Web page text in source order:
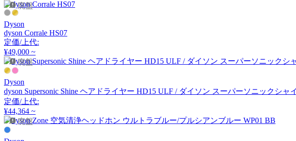
アズマヤ
ビーライン
廃盤
Dyson
dyson Corrale HS07
定価/上代:
¥49,000 ~
廃盤
Dyson
dyson Supersonic Shine ヘアドライヤー HD15 ULF / ダイソン スーパーソニックシャ
定価/上代:
¥44,364 ~
廃盤